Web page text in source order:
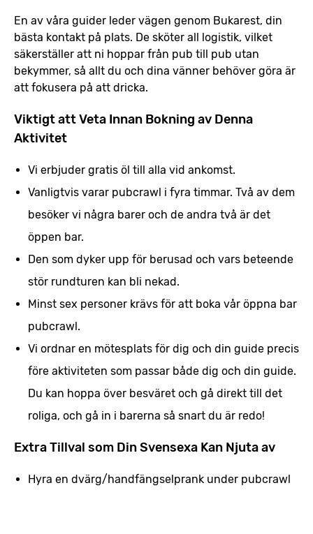
En av våra guider leder vägen genom Bukarest, din
bästa kontakt på plats. De sköter all logistik, vilket
säkerställer att ni hoppar från pub till pub utan
bekymmer, så allt du och dina vänner behöver göra är
att fokusera på att dricka.
Viktigt att Veta Innan Bokning av Denna
Aktivitet
Vi erbjuder gratis öl till alla vid ankomst.
Vanligtvis varar pubcrawl i fyra timmar. Två av dem
besöker vi några barer och de andra två är det
öppen bar.
Den som dyker upp för berusad och vars beteende
stör rundturen kan bli nekad.
Minst sex personer krävs för att boka vår öppna bar
pubcrawl.
Vi ordnar en mötesplats för dig och din guide precis
före aktiviteten som passar både dig och din guide.
Du kan hoppa över besväret och gå direkt till det
roliga, och gå in i barerna så snart du är redo!
Extra Tillval som Din Svensexa Kan Njuta av
Hyra en dvärg/handfängselprank under pubcrawl